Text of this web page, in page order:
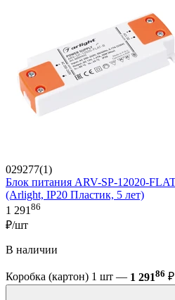
029277(1)
Блок питания ARV-SP-12020-
(Arlight, IP20 Пластик, 5 лет)
1 29186
₽/шт
В наличии
Коробка (картон) 1 шт — 1 29186 ₽